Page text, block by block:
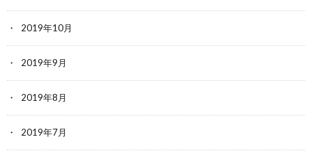
2019年10月
2019年9月
2019年8月
2019年7月